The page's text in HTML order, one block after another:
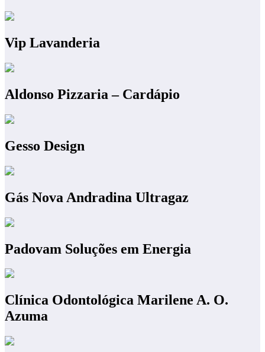
Vip Lavanderia
Aldonso Pizzaria – Cardápio
Gesso Design
Gás Nova Andradina Ultragaz
Padovam Soluções em Energia
Clínica Odontológica Marilene A. O.
Azuma